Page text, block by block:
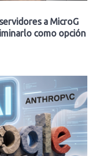
a MicroG
como opción